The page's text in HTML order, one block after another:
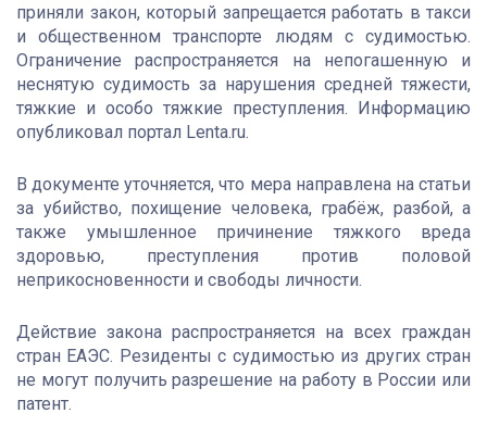
приняли закон, который запрещается работать в такси
и общественном транспорте людям с судимостью.
Ограничение распространяется на непогашенную и
неснятую судимость за нарушения средней тяжести,
тяжкие и особо тяжкие преступления. Информацию
опубликовал портал Lenta.ru.
В документе уточняется, что мера направлена на статьи
за убийство, похищение человека, грабёж, разбой, а
также умышленное причинение тяжкого вреда
здоровью, преступления против половой
неприкосновенности и свободы личности.
Действие закона распространяется на всех граждан
стран ЕАЭС. Резиденты с судимостью из других стран
не могут получить разрешение на работу в России или
патент.